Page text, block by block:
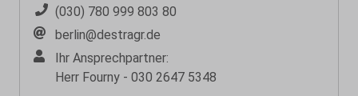
(030) 780 999 803 80
berlin@destragr.de
Ihr Ansprechpartner:
Herr Fourny - 030 2647 5348